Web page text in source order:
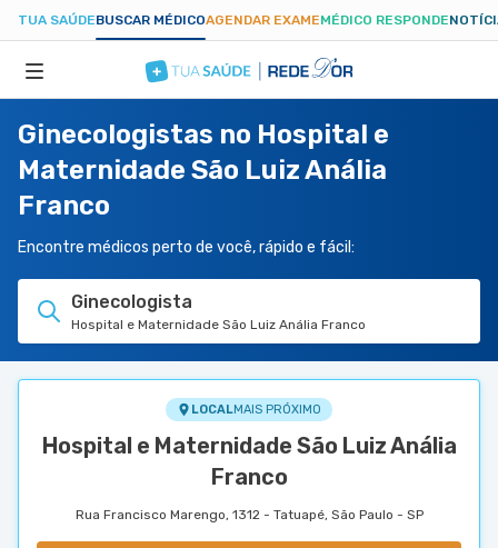
TUA SAÚDEBUSCAR MÉDICOAGENDAR EXAMEMÉDICO RESPONDE
ESPECIALIDADES
HOSPITAIS
TUASAUDE.COM
Ginecologistas no Hospital e
Maternidade São Luiz Anália
Franco
Encontre médicos perto de você, rápido e fácil:
Ginecologista
Hospital e Maternidade São Luiz Anália Franco
LOCALMAIS PRÓXIMO
Hospital e Maternidade São Luiz Anália
Franco
Rua Francisco Marengo, 1312 - Tatuapé, São Paulo - SP